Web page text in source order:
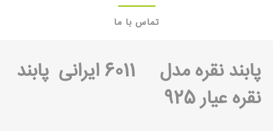
تماس با ما
پابند نقره
مدل 6011 ایرانی پابند
نقره عیار 925